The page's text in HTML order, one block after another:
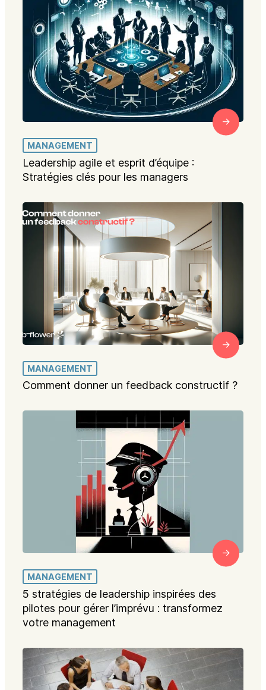
MANAGEMENT
Leadership agile et esprit d’équipe :
Stratégies clés pour les managers
MANAGEMENT
Comment donner un feedback constructif ?
MANAGEMENT
5 stratégies de leadership inspirées des
pilotes pour gérer l’imprévu : transformez
votre management